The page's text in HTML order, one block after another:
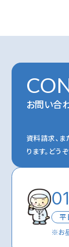
お問い合
資料請求、
ります。 どう
平
※お